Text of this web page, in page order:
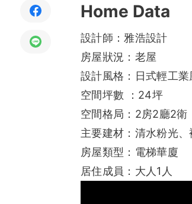
Home Data
設計師：雅浩設計
房屋狀況：老屋
設計風格：日式輕工業
空間坪數 ：24坪
空間格局：2房2廳2衛
主要建材：清水粉光
房屋類型：電梯華廈
居住成員：大人1人